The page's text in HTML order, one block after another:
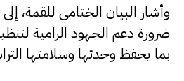
وأشار البيان الختامي للقمة،
ضرورة دعم الجهود الرامية
بما يحفظ وحدتها وسلامتها